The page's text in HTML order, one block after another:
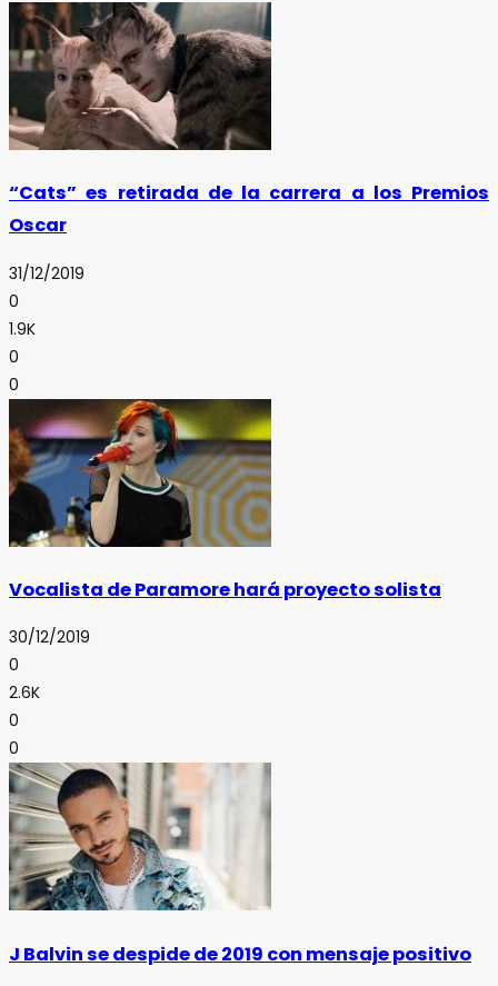
“Cats” es retirada de la carrera a los Premios
Oscar
31/12/2019
0
1.9K
0
0
Vocalista de Paramore hará proyecto solista
30/12/2019
0
2.6K
0
0
J Balvin se despide de 2019 con mensaje positivo